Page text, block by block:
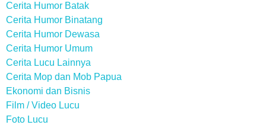
Cerita Humor Batak
Cerita Humor Binatang
Cerita Humor Dewasa
Cerita Humor Umum
Cerita Lucu Lainnya
Cerita Mop dan Mob Papua
Ekonomi dan Bisnis
Film / Video Lucu
Foto Lucu